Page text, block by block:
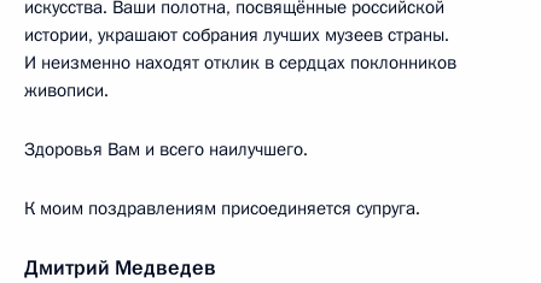
искусства. Ваши полотна, посвящённые российской
истории, украшают собрания лучших музеев страны.
И неизменно находят отклик в сердцах поклонников
живописи.
Здоровья Вам и всего наилучшего.
К моим поздравлениям присоединяется супруга.
Дмитрий Медведев